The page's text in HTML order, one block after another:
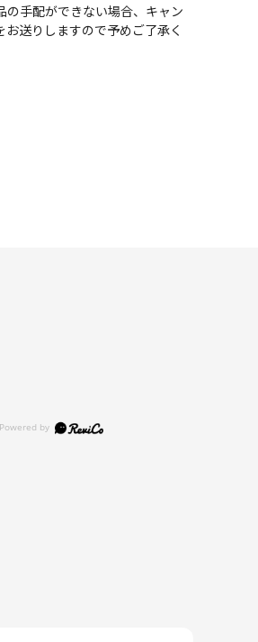
手配ができない場合、キャン
送りしますので予めご了承く